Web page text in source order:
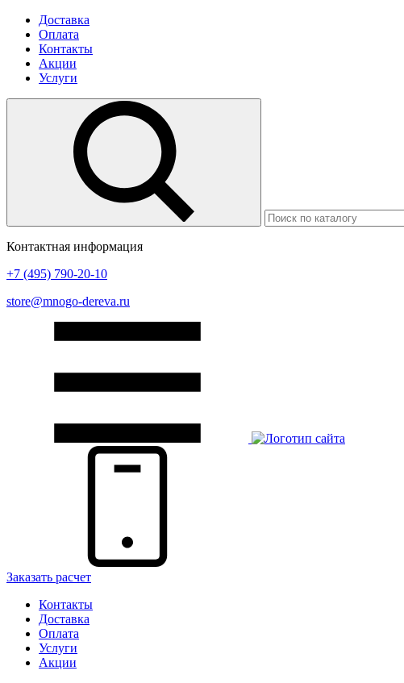
Доставка
Оплата
Контакты
Акции
Услуги
Контактная информация
+7 (495) 790-20-10
store@mnogo-dereva.ru
Заказать расчет
Контакты
Доставка
Оплата
Услуги
Акции